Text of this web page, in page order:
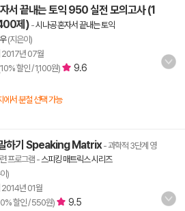
서 끝내는 토익 950 실전 모의고사 (1
제)-시나공 혼자서 끝내는 토익
(지은이)
2017년 07월
할인 / 1,100원)
9.6
에서 분철 선택 가능
하기 Speaking Matrix- 과학적 3단계 영
프로그램 -스피킹 매트릭스 시리즈
)
2014년 01월
할인 / 550원)
9.5